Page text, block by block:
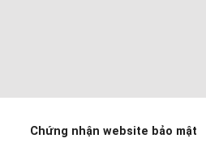
Chứng nhận website bảo mật